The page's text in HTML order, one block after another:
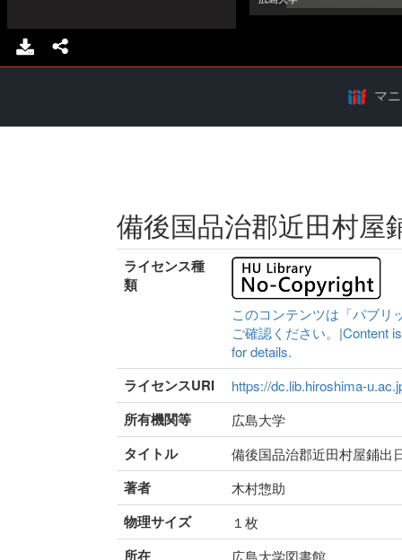
マ
備後国品治郡近田村屋
ライセンス種
類
このコンテンツは「パブリ
ご確認ください。|Content
for details.
ライセンスURI https://dc.lib.hiroshima-
所有機関等 広島大学
タイトル 備後国品治郡近田村屋鋪出
著者 木村惣助
物理サイズ １枚
所在 広島大学図書館